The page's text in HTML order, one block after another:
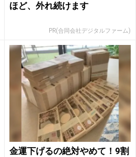
ほど、外れ続けます
PR(合同会社デジタルファーム)
金運下げるの絶対やめて！9割